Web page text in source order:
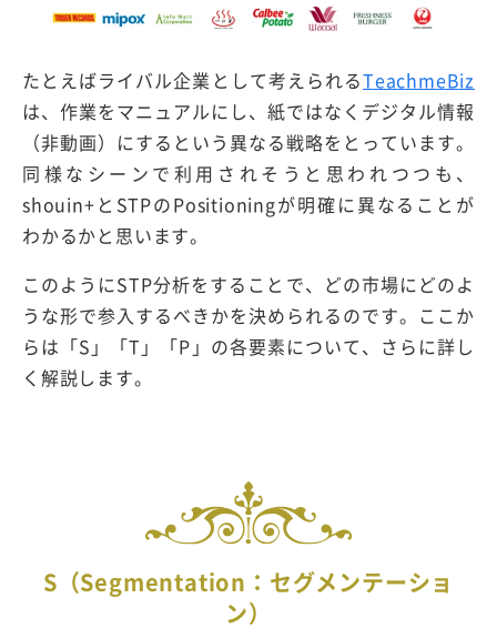
たとえばライバル企業として考えられるTeachmeBiz
は、作業をマニュアルにし、紙ではなくデジタル情報
（非動画）にするという異なる戦略をとっています。
同様なシーンで利用されそうと思われつつも、
shouin+とSTPのPositioningが明確に異なることが
わかるかと思います。
このようにSTP分析をすることで、どの市場にどのよ
うな形で参入するべきかを決められるのです。ここか
らは「S」「T」「P」の各要素について、さらに詳し
く解説します。
S（Segmentation：セグメンテーショ
ン）